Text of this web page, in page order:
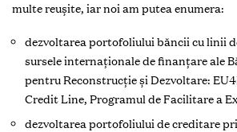
multe reușite, iar noi am putea enumera:
dezvoltarea portofoliului băncii cu linii
sursele internaţionale de finanţare ale
pentru Reconstrucţie şi Dezvoltare:
Credit Line, Programul de Facilitare a
dezvoltarea portofoliului de creditare